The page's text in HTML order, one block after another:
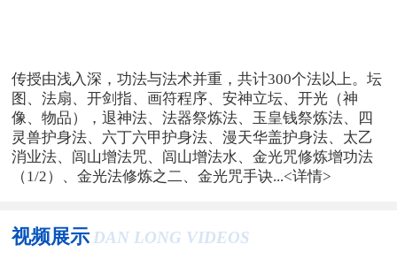
传授由浅入深，功法与法术并重，共计300个法以上。坛
图、法扇、开剑指、画符程序、安神立坛、开光（神
像、物品），退神法、法器祭炼法、玉皇钱祭炼法、四
灵兽护身法、六丁六甲护身法、漫天华盖护身法、太乙
消业法、闾山增法咒、闾山增法水、金光咒修炼增功法
（1/2）、金光法修炼之二、金光咒手诀...<详情>
视频展示 DAN LONG VIDEOS